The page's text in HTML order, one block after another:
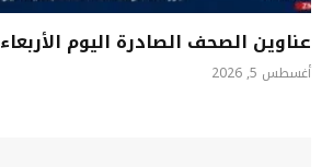
عناوين الصحف الصادرة اليوم الأربعاء 05 آب 2026
أغسطس 5, 2026